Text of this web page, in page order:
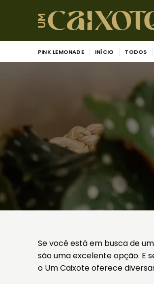
PINK LEMONADE INÍCIO TODOS
Se você está em busca de
são uma excelente opção. E
o Um Caixote oferece